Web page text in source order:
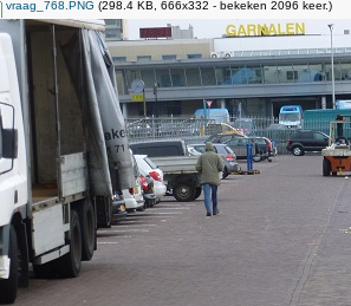
vraag_768.PNG (298.4 KB, 666x332 - bekeken 2096 keer.)